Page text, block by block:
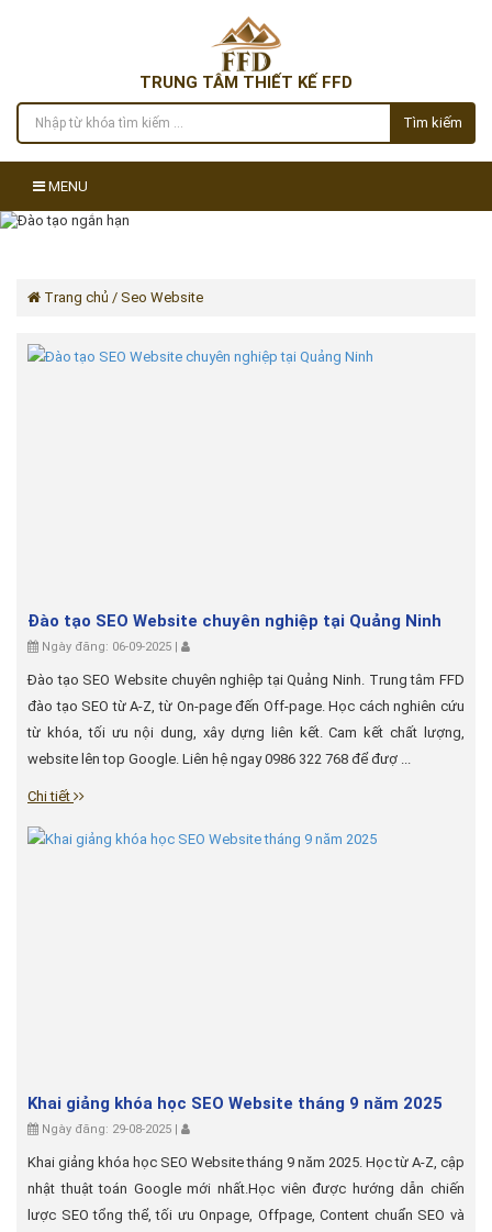
TRUNG TÂM THIẾT KẾ FFD
Tìm kiếm
MENU
Trang chủ / Seo Website
Đào tạo SEO Website chuyên nghiệp tại Quảng Ninh
Ngày đăng: 06-09-2025 |
Đào tạo SEO Website chuyên nghiệp tại Quảng Ninh. Trung tâm FFD
đào tạo SEO từ A-Z, từ On-page đến Off-page. Học cách nghiên cứu
từ khóa, tối ưu nội dung, xây dựng liên kết. Cam kết chất lượng,
website lên top Google. Liên hệ ngay 0986 322 768 để đượ ...
Chi tiết
Khai giảng khóa học SEO Website tháng 9 năm 2025
Ngày đăng: 29-08-2025 |
Khai giảng khóa học SEO Website tháng 9 năm 2025. Học từ A-Z, cập
nhật thuật toán Google mới nhất.Học viên được hướng dẫn chiến
lược SEO tổng thể, tối ưu Onpage, Offpage, Content chuẩn SEO và